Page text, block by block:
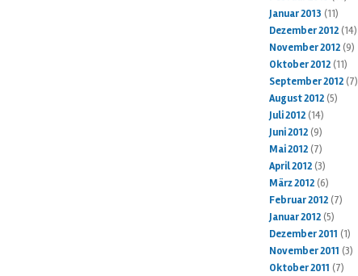
Januar 2013 (11)
Dezember 2012 (14)
November 2012 (9)
Oktober 2012 (11)
September 2012 (7)
August 2012 (5)
Juli 2012 (14)
Juni 2012 (9)
Mai 2012 (7)
April 2012 (3)
März 2012 (6)
Februar 2012 (7)
Januar 2012 (5)
Dezember 2011 (1)
November 2011 (3)
Oktober 2011 (7)